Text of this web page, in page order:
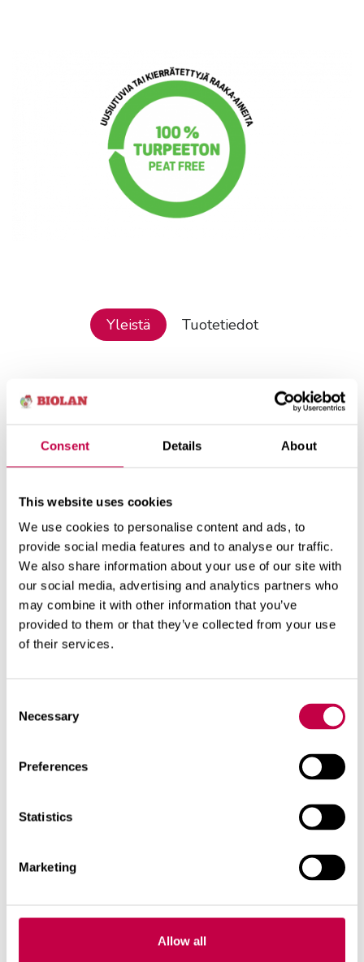
Consent Details About
This website uses cookies
We use cookies to personalise content and ads, to
provide social media features and to analyse our traffic.
We also share information about your use of our site with
our social media, advertising and analytics partners who
may combine it with other information that you’ve
provided to them or that they’ve collected from your use
of their services.
Selection
Necessary
Preferences
Statistics
Marketing
Allow all
Yleistä Tuotetiedot
Kasvusammaleen kasvualustaominaisuudet ovat
Helppo kasteltava. Rahkasammal varastoi
hyvin vettä kasvien käyttöön.
juurten hyvinvointia.
ja siten liikakastelun riski pienenee.
Ei kuoretu. Kuivuttuaankin rahkasammal imee
hyvin vettä uudelleen.
Rahkasammal ehkäisee tutkitusti monien
kasville haitallisten mikrobien kasvua.
Aiheeseen liittyviä tuotteita